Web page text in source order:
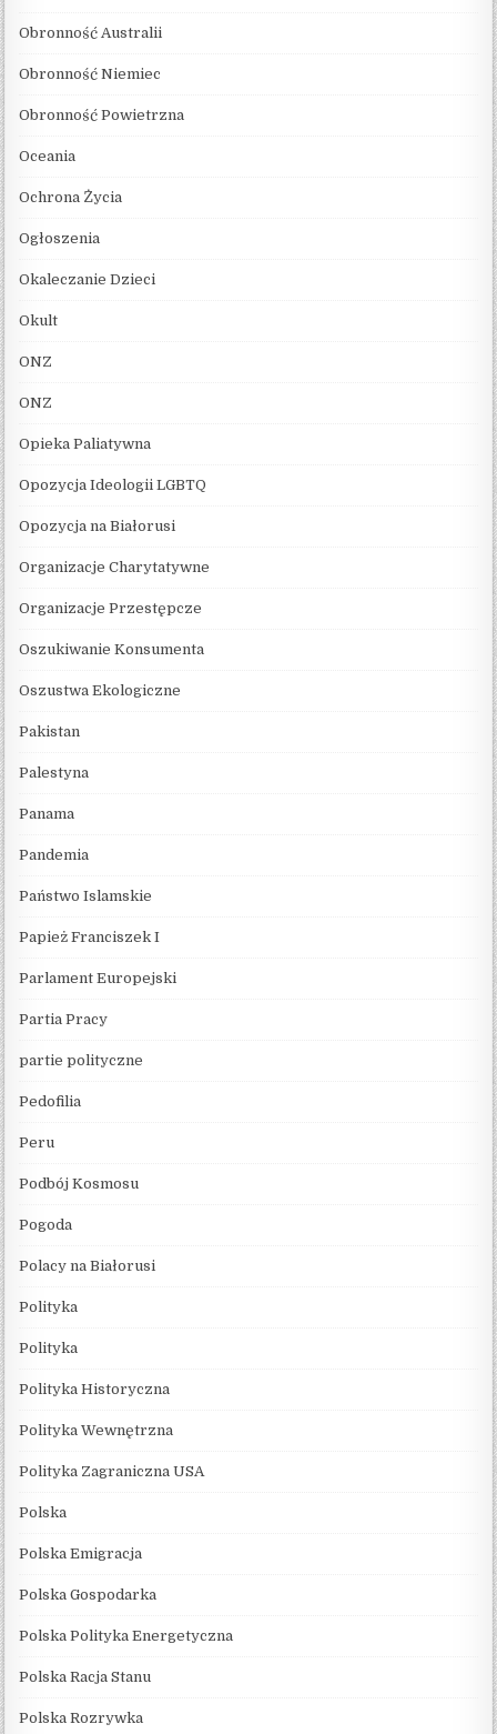
Obronność Australii
Obronność Niemiec
Obronność Powietrzna
Oceania
Ochrona Życia
Ogłoszenia
Okaleczanie Dzieci
Okult
ONZ
ONZ
Opieka Paliatywna
Opozycja Ideologii LGBTQ
Opozycja na Białorusi
Organizacje Charytatywne
Organizacje Przestępcze
Oszukiwanie Konsumenta
Oszustwa Ekologiczne
Pakistan
Palestyna
Panama
Pandemia
Państwo Islamskie
Papież Franciszek I
Parlament Europejski
Partia Pracy
partie polityczne
Pedofilia
Peru
Podbój Kosmosu
Pogoda
Polacy na Białorusi
Polityka
Polityka
Polityka Historyczna
Polityka Wewnętrzna
Polityka Zagraniczna USA
Polska
Polska Emigracja
Polska Gospodarka
Polska Polityka Energetyczna
Polska Racja Stanu
Polska Rozrywka